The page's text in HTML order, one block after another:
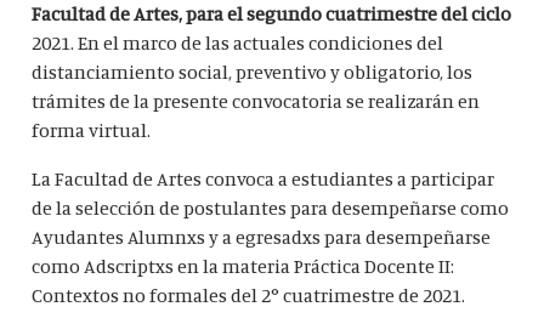
Facultad de Artes, para el segundo cuatrimestre del ciclo
2021. En el marco de las actuales condiciones del
distanciamiento social, preventivo y obligatorio, los
trámites de la presente convocatoria se realizarán en
forma virtual.
La Facultad de Artes convoca a estudiantes a participar
de la selección de postulantes para desempeñarse como
Ayudantes Alumnxs y a egresadxs para desempeñarse
como Adscriptxs en la materia Práctica Docente II:
Contextos no formales del 2° cuatrimestre de 2021.